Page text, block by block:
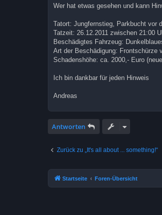
Wer hat etwas gesehen und kann
Tatort: Jungfernstieg, Parkbucht vor
Tatzeit: 26.12.2011 zwischen 21:00
Beschädigtes Fahrzeug:
Art der Beschädigung: Frontschürze
Schadenshöhe: ca. 2000,- Euro
Ich bin dankbar für jeden Hinweis
Andreas
Antworten
Zurück zu „It's all about ... something!“
Startseite Foren-Übersicht